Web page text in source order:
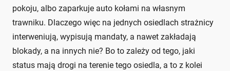
pokoju, albo zaparkuje auto kołami na własnym
trawniku. Dlaczego więc na jednych osiedlach strażnicy
interweniują, wypisują mandaty, a nawet zakładają
blokady, a na innych nie? Bo to zależy od tego, jaki
status mają drogi na terenie tego osiedla, a to z kolei